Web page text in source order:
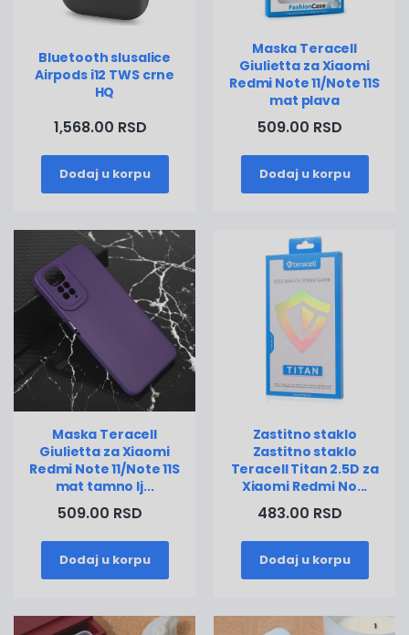
Bluetooth slusalice
Airpods i12 TWS crne
HQ
1,568.00 RSD
Dodaj u korpu
Maska Teracell
Giulietta za Xiaomi
Redmi Note 11/Note 11S
mat plava
509.00 RSD
Dodaj u korpu
Maska Teracell
Giulietta za Xiaomi
Redmi Note 11/Note 11S
mat tamno lj...
509.00 RSD
Dodaj u korpu
Zastitno staklo
Zastitno staklo
Teracell Titan 2.5D za
Xiaomi Redmi No...
483.00 RSD
Dodaj u korpu